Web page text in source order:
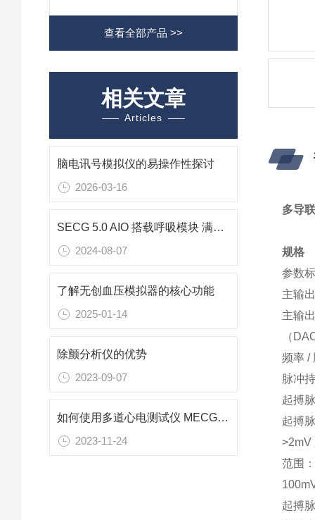
查看全部产品 >>
相关文章
Articles
脑电讯号模拟仪的易操作性探讨
2026-03-16
SECG 5.0 AIO 搭载呼吸模块 满足更精细的测试需求
2024-08-07
了解无创血压模拟器的核心功能
2025-01-14
除颤分析仪的优势
2023-09-07
如何使用多道心电测试仪 MECG 2.0 来播放数据库中的胎儿和母亲的心电信号
2023-11-24
多导
规格
参数
主输
主输
（
频率 /
脉冲
起搏
起搏
>2mV
范围
起搏